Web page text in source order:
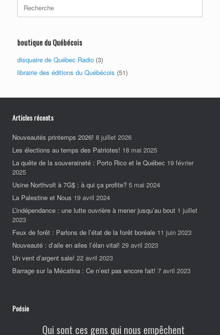
for:
boutique du Québécois
disquaire de Québec Radio (3)
librairie des éditions du Québécois (51)
Articles récents
Nouveautés printemps 2026! 8 juillet 2026
Les élections au temps des Patriotes! 18 mai 2025
La quête de la souveraineté : Porto Rico et le Québec 19 février
2025
Usine Northvolt à 7G$ : à qui ça profite? 5 mai 2024
La Palestine et Nous 19 avril 2024
L’indépendance : une lutte ouvrière à mener jusqu’au bout 1 juillet
2023
Feux de forêt : Parlons de l’état de la forêt boréale 11 juin 2023
Nouveauté : d’aile en ailes l’élan vital! 29 avril 2023
Un vent d’argent sale! 22 avril 2023
Barrage sur la Mécatina : Ce n’est pas encore fait! 7 avril 2023
Poésie
Qui sont ces gens qui nous empêchent